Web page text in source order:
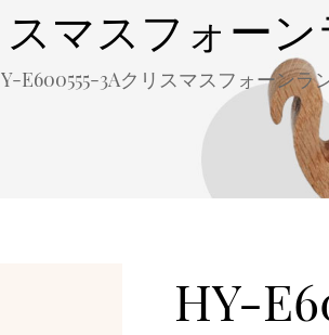
マスフォー
E600555-3Aクリスマスフォーンラ
HY-